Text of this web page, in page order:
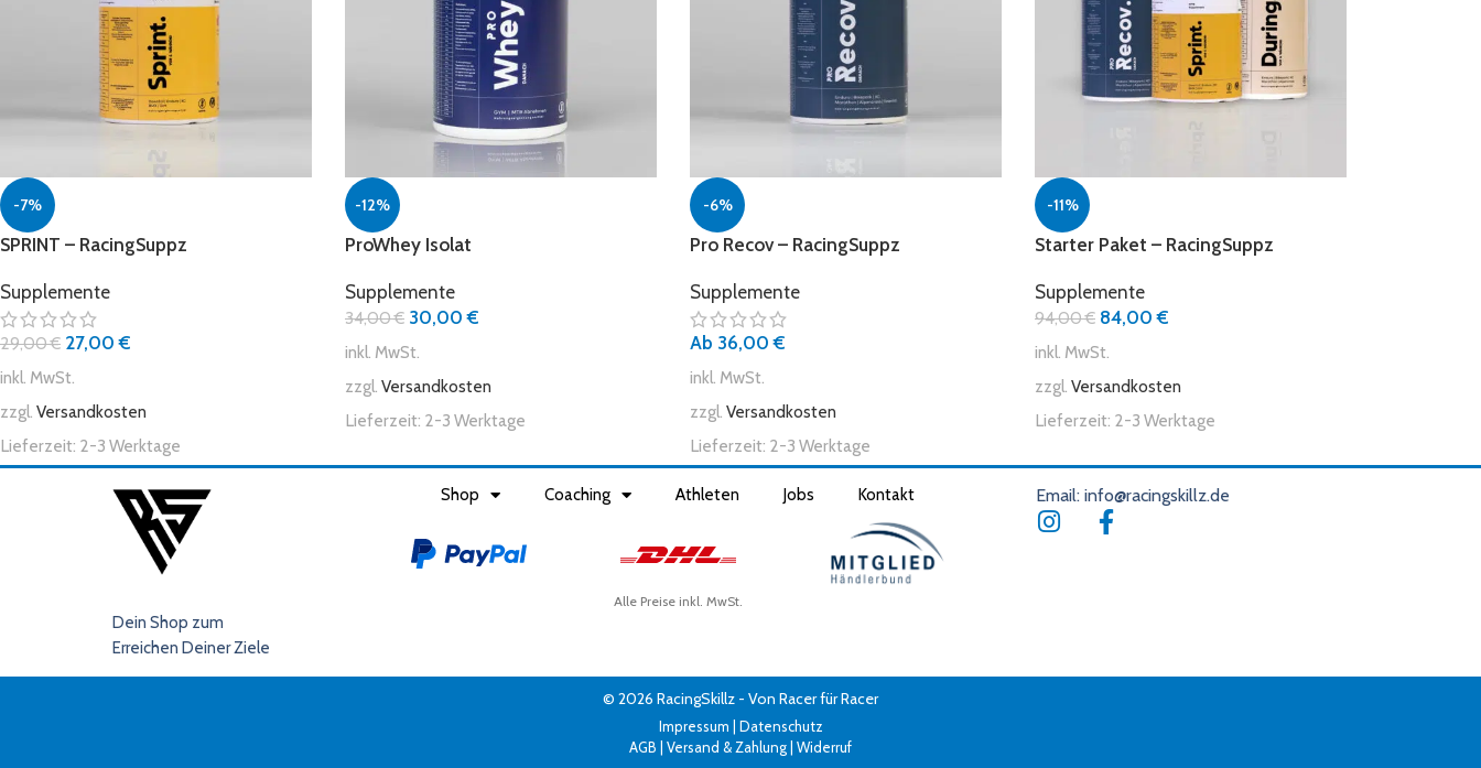
-7%
SPRINT – RacingSuppz
Supplemente
29,00€ 27,00€
inkl. MwSt.
zzgl. Versandkosten
Lieferzeit: 2-3 Werktage
-12%
ProWhey Isolat
Supplemente
34,00€ 30,00€
inkl. MwSt.
zzgl. Versandkosten
Lieferzeit: 2-3 Werktage
-6%
Pro Recov – RacingSuppz
Supplemente
Ab 36,00€
inkl. MwSt.
zzgl. Versandkosten
Lieferzeit: 2-3 Werktage
-11%
Starter Paket – RacingSuppz
Supplemente
94,00€ 84,00€
inkl. MwSt.
zzgl. Versandkosten
Lieferzeit: 2-3 Werktage
Dein Shop zum
Erreichen Deiner Ziele
Shop Coaching Athleten Jobs Kontakt
Alle Preise inkl. MwSt.
Email: info@racingskillz.de
© 2026 RacingSkillz - Von Racer für Racer
Impressum
Datenschutz
AGB
Versand & Zahlung Widerruf